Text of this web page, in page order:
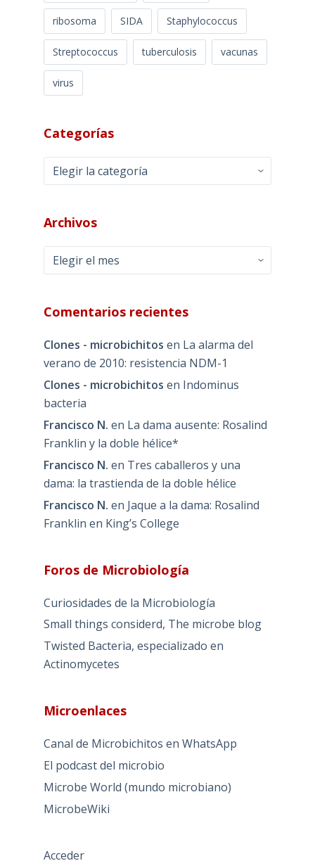
ribosoma SIDA Staphylococcus
Streptococcus tuberculosis vacunas
virus
Categorías
Categorías
Archivos
Archivos
Comentarios recientes
Clones - microbichitos en La alarma del
verano de 2010: resistencia NDM-1
Clones - microbichitos en Indominus
bacteria
Francisco N. en La dama ausente: Rosalind
Franklin y la doble hélice*
Francisco N. en Tres caballeros y una
dama: la trastienda de la doble hélice
Francisco N. en Jaque a la dama: Rosalind
Franklin en King’s College
Foros de Microbiología
Curiosidades de la Microbiología
Small things considerd, The microbe blog
Twisted Bacteria, especializado en
Actinomycetes
Microenlaces
Canal de Microbichitos en WhatsApp
El podcast del microbio
Microbe World (mundo microbiano)
MicrobeWiki
Acceder